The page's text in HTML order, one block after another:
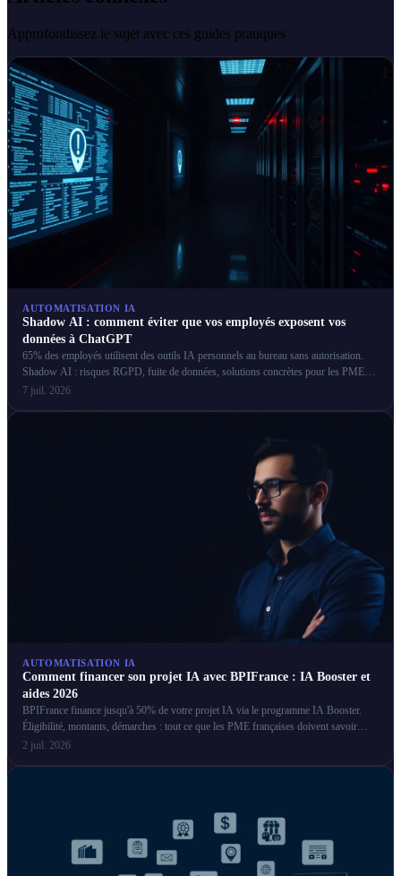
Approfondissez le sujet avec ces guides pratiques
AUTOMATISATION IA
Shadow AI : comment éviter que vos employés exposent vos
données à ChatGPT
65% des employés utilisent des outils IA personnels au bureau sans autorisation.
Shadow AI : risques RGPD, fuite de données, solutions concrètes pour les PME
françaises.
7 juil. 2026
AUTOMATISATION IA
Comment financer son projet IA avec BPIFrance : IA Booster et
aides 2026
BPIFrance finance jusqu'à 50% de votre projet IA via le programme IA Booster.
Éligibilité, montants, démarches : tout ce que les PME françaises doivent savoir
pour obtenir ces aides.
2 juil. 2026